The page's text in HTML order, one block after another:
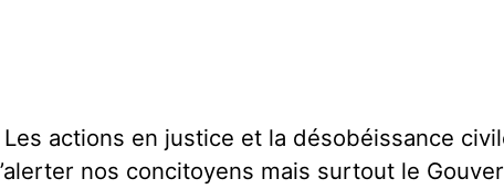
Les actions en justice et la désobéissance
nos concitoyens mais surtout le